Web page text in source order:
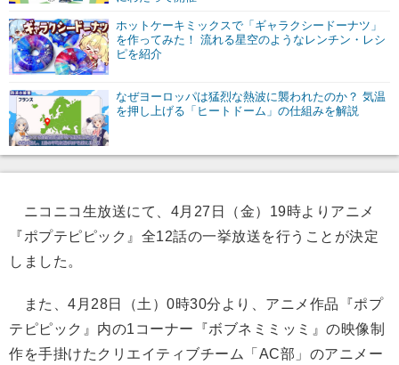
ホットケーキミックスで「ギャラクシードーナツ」
を作ってみた！ 流れる星空のようなレンチン・レシ
ピを紹介
なぜヨーロッパは猛烈な熱波に襲われたのか？ 気温
を押し上げる「ヒートドーム」の仕組みを解説
ニコニコ生放送にて、4月27日（金）19時よりアニメ
『ポプテピピック』全12話の一挙放送を行うことが決定
しました。
また、4月28日（土）0時30分より、アニメ作品『ポプ
テピピック』内の1コーナー『ボブネミミッミ』の映像制
作を手掛けたクリエイティブチーム「AC部」のアニメー